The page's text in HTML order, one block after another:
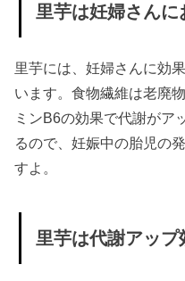
里芋は妊婦さんに
里芋には、妊婦さんに効
います。食物繊維は老廃
ミンB6の効果で代謝がア
るので、妊娠中の胎児の
すよ。
里芋は代謝アップ